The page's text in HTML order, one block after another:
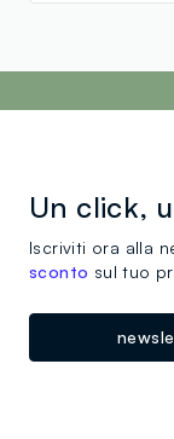
Un click,
Iscriviti ora alla
sconto sul tuo